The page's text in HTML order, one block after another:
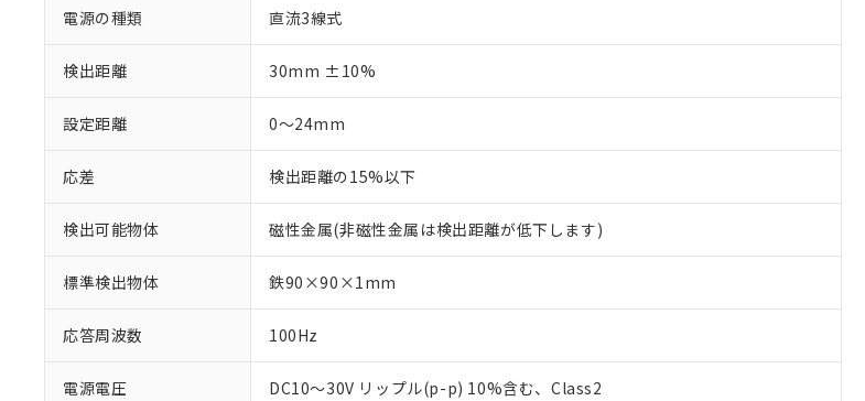
電源の種類 直流3線式
検出距離 30mm ±10%
設定距離 0～24mm
応差 検出距離の15%以下
検出可能物体 磁性金属(非磁性金属は検出距離が低下します)
標準検出物体 鉄90×90×1mm
応答周波数 100Hz
電源電圧 DC10～30V リップル(p-p) 10%含む、Class2